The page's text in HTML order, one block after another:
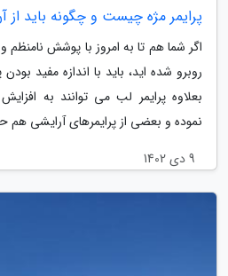
پرایمر مژه چیست و چگونه باید از
اگر شما هم تا به امروز با پوشش
روبرو شده اید، باید با اندازه مفید بودن
بعلاوه پرایمر لب می توانند به
نموده و بعضی از پرایمرهای آرایشی هم
9 دی 1402